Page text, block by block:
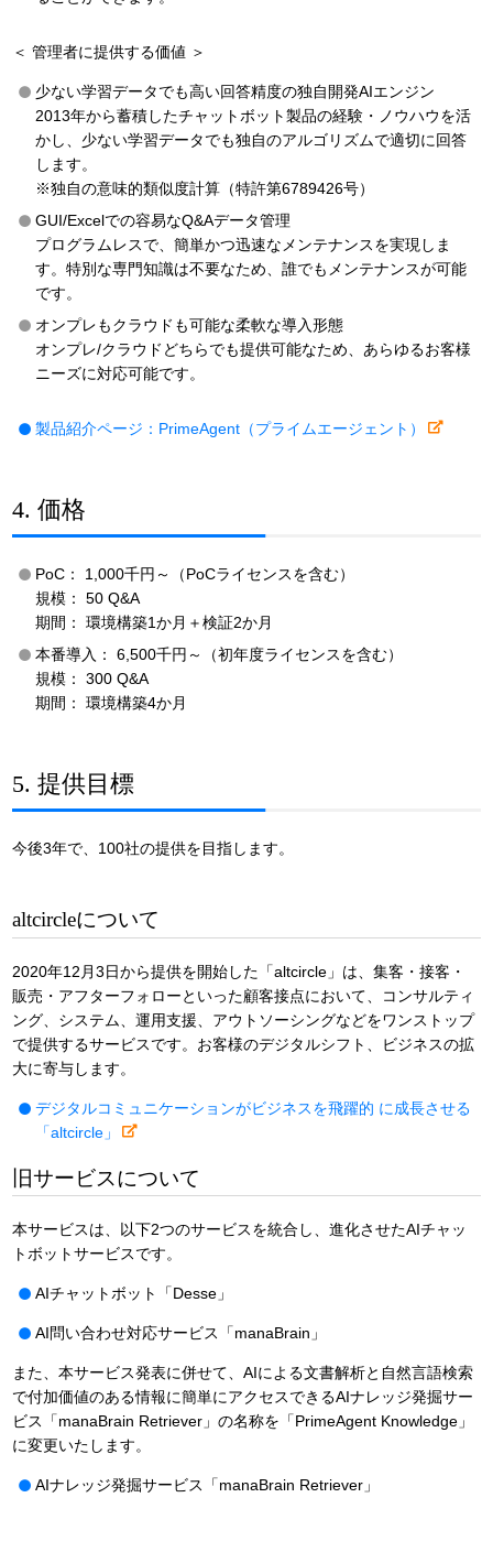
＜ 管理者に提供する価値 ＞
少ない学習データでも高い回答精度の独自開発AIエンジン
2013年から蓄積したチャットボット製品の経験・ノウハウを活
かし、少ない学習データでも独自のアルゴリズムで適切に回答
します。
※独自の意味的類似度計算（特許第6789426号）
GUI/Excelでの容易なQ&Aデータ管理
プログラムレスで、簡単かつ迅速なメンテナンスを実現しま
す。特別な専門知識は不要なため、誰でもメンテナンスが可能
です。
オンプレもクラウドも可能な柔軟な導入形態
オンプレ/クラウドどちらでも提供可能なため、あらゆるお客様
ニーズに対応可能です。
製品紹介ページ：PrimeAgent（プライムエージェント）
4. 価格
PoC： 1,000千円～（PoCライセンスを含む）
規模： 50 Q&A
期間： 環境構築1か月＋検証2か月
本番導入： 6,500千円～（初年度ライセンスを含む）
規模： 300 Q&A
期間： 環境構築4か月
5. 提供目標
今後3年で、100社の提供を目指します。
altcircleについて
2020年12月3日から提供を開始した「altcircle」は、集客・接客・
販売・アフターフォローといった顧客接点において、コンサルティ
ング、システム、運用支援、アウトソーシングなどをワンストップ
で提供するサービスです。お客様のデジタルシフト、ビジネスの拡
大に寄与します。
デジタルコミュニケーションがビジネスを飛躍的 に成長させる
「altcircle」
旧サービスについて
本サービスは、以下2つのサービスを統合し、進化させたAIチャッ
トボットサービスです。
AIチャットボット「Desse」
AI問い合わせ対応サービス「manaBrain」
また、本サービス発表に併せて、AIによる文書解析と自然言語検索
で付加価値のある情報に簡単にアクセスできるAIナレッジ発掘サー
ビス「manaBrain Retriever」の名称を「PrimeAgent Knowledge」
に変更いたします。
AIナレッジ発掘サービス「manaBrain Retriever」